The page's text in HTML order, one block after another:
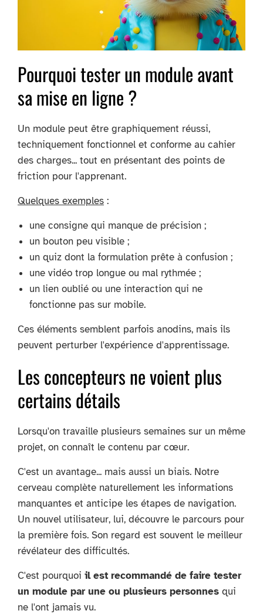
Pourquoi tester un module avant
sa mise en ligne ?
Un module peut être graphiquement réussi,
techniquement fonctionnel et conforme au cahier
des charges... tout en présentant des points de
friction pour l'apprenant.
Quelques exemples :
une consigne qui manque de précision ;
un bouton peu visible ;
un quiz dont la formulation prête à confusion ;
une vidéo trop longue ou mal rythmée ;
un lien oublié ou une interaction qui ne
fonctionne pas sur mobile.
Ces éléments semblent parfois anodins, mais ils
peuvent perturber l'expérience d'apprentissage.
Les concepteurs ne voient plus
certains détails
Lorsqu'on travaille plusieurs semaines sur un même
projet, on connaît le contenu par cœur.
C'est un avantage... mais aussi un biais. Notre
cerveau complète naturellement les informations
manquantes et anticipe les étapes de navigation.
Un nouvel utilisateur, lui, découvre le parcours pour
la première fois. Son regard est souvent le meilleur
révélateur des difficultés.
C'est pourquoi il est recommandé de faire tester
un module par une ou plusieurs personnes qui
ne l'ont jamais vu.